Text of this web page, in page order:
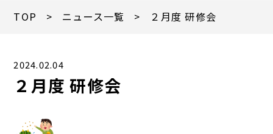
TOP > ニュース一覧 > ２月度 研修会
2024.02.04
２月度 研修会